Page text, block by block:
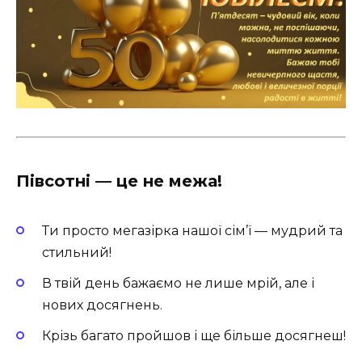
Півсотні — це не межа!
Ти просто мегазірка нашої сім’ї — мудрий та
стильний!
В твій день бажаємо не лише мрій, але і
нових досягнень.
Крізь багато пройшов і ще більше досягнеш!